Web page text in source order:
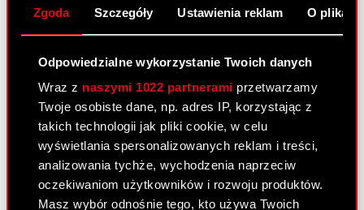
Zgoda Szczegóły Ustawienia reklam O
Odpowiedzialne wykorzystanie Twoich danych
Wraz z naszymi 1022 partnerami przetwarzamy
Twoje osobiste dane, np. adres IP, korzystając z
takich technologii jak pliki cookie, w celu
wyświetlania spersonalizowanych reklam i treści,
analizowania tychże, wychodzenia naprzeciw
oczekiwaniom użytkowników i rozwoju produktów.
Masz wybór odnośnie tego, kto używa Twoich
O CD PROJEKT
Grupa Kapitałowa
Nasz biznes
Inwestorzy
Zrównoważony rozwój
Media